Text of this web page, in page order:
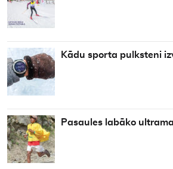
Kādu sporta pulksteni
Pasaules labāko